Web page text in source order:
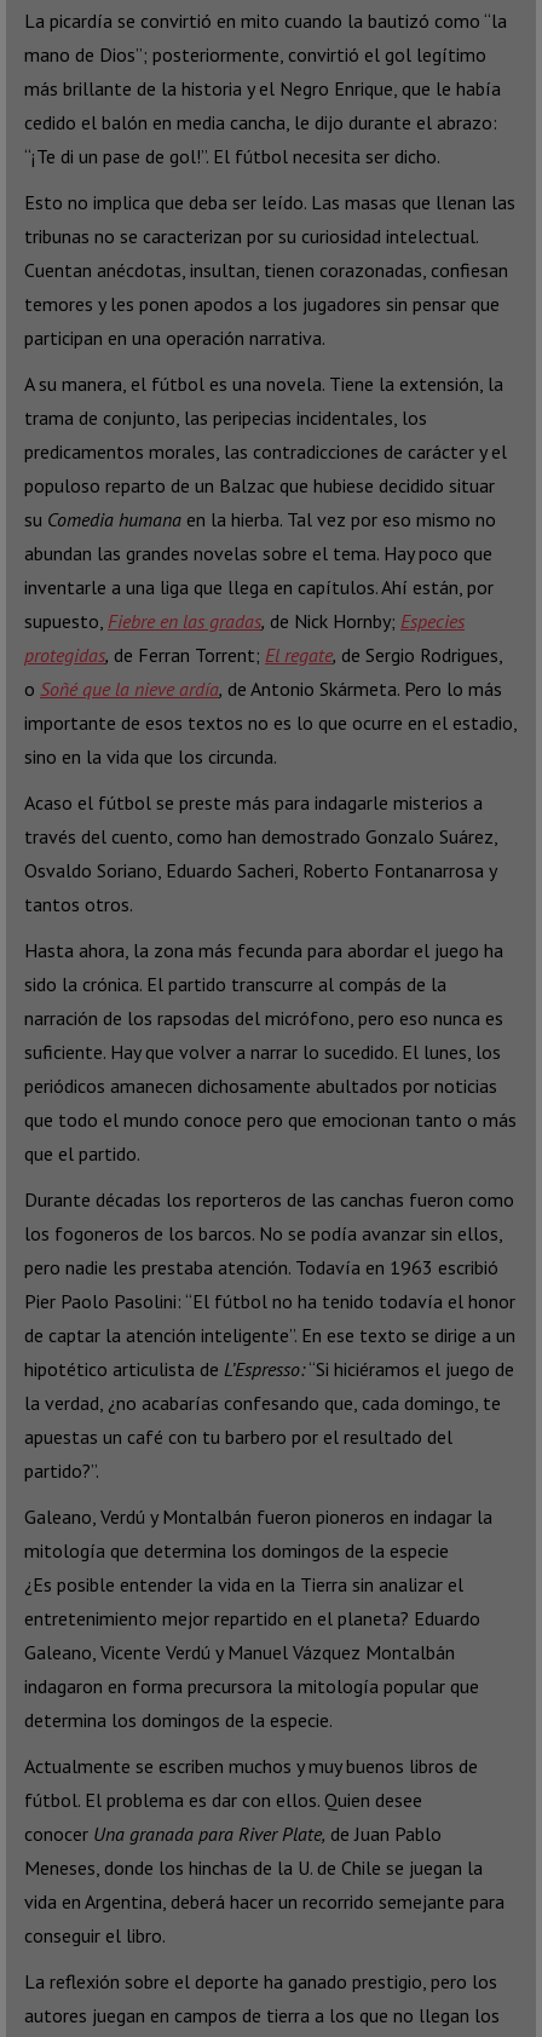
La picardía se convirtió en mito cuando la bautizó como “la
mano de Dios”; posteriormente, convirtió el gol legítimo
más brillante de la historia y el Negro Enrique, que le había
cedido el balón en media cancha, le dijo durante el abrazo:
“¡Te di un pase de gol!”. El fútbol necesita ser dicho.
Esto no implica que deba ser leído. Las masas que llenan las
tribunas no se caracterizan por su curiosidad intelectual.
Cuentan anécdotas, insultan, tienen corazonadas, confiesan
temores y les ponen apodos a los jugadores sin pensar que
participan en una operación narrativa.
A su manera, el fútbol es una novela. Tiene la extensión, la
trama de conjunto, las peripecias incidentales, los
predicamentos morales, las contradicciones de carácter y el
populoso reparto de un Balzac que hubiese decidido situar
su Comedia humana en la hierba. Tal vez por eso mismo no
abundan las grandes novelas sobre el tema. Hay poco que
inventarle a una liga que llega en capítulos. Ahí están, por
supuesto, Fiebre en las gradas, de Nick Hornby; Especies
protegidas, de Ferran Torrent; El regate, de Sergio Rodrigues,
o Soñé que la nieve ardía, de Antonio Skármeta. Pero lo más
importante de esos textos no es lo que ocurre en el estadio,
sino en la vida que los circunda.
Acaso el fútbol se preste más para indagarle misterios a
través del cuento, como han demostrado Gonzalo Suárez,
Osvaldo Soriano, Eduardo Sacheri, Roberto Fontanarrosa y
tantos otros.
Hasta ahora, la zona más fecunda para abordar el juego ha
sido la crónica. El partido transcurre al compás de la
narración de los rapsodas del micrófono, pero eso nunca es
suficiente. Hay que volver a narrar lo sucedido. El lunes, los
periódicos amanecen dichosamente abultados por noticias
que todo el mundo conoce pero que emocionan tanto o más
que el partido.
Durante décadas los reporteros de las canchas fueron como
los fogoneros de los barcos. No se podía avanzar sin ellos,
pero nadie les prestaba atención. Todavía en 1963 escribió
Pier Paolo Pasolini: “El fútbol no ha tenido todavía el honor
de captar la atención inteligente”. En ese texto se dirige a un
hipotético articulista de L’Espresso:“Si hiciéramos el juego de
la verdad, ¿no acabarías confesando que, cada domingo, te
apuestas un café con tu barbero por el resultado del
partido?”.
Galeano, Verdú y Montalbán fueron pioneros en indagar la
mitología que determina los domingos de la especie
¿Es posible entender la vida en la Tierra sin analizar el
entretenimiento mejor repartido en el planeta? Eduardo
Galeano, Vicente Verdú y Manuel Vázquez Montalbán
indagaron en forma precursora la mitología popular que
determina los domingos de la especie.
Actualmente se escriben muchos y muy buenos libros de
fútbol. El problema es dar con ellos. Quien desee
conocer Una granada para River Plate, de Juan Pablo
Meneses, donde los hinchas de la U. de Chile se juegan la
vida en Argentina, deberá hacer un recorrido semejante para
conseguir el libro.
La reflexión sobre el deporte ha ganado prestigio, pero los
autores juegan en campos de tierra a los que no llegan los